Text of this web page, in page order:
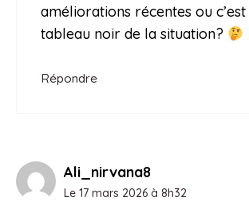
améliorations récentes ou
tableau noir de la situation?
Répondre
Ali_nirvana8
Le 17 mars 2026 à 8h32